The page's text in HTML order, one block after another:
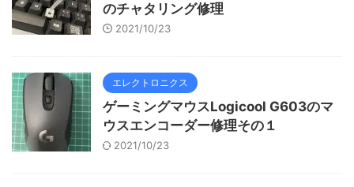
のチャタリング修理
2021/10/23
エレクトロニクス
ゲーミングマウスLogicool G603のマ
ウスエンコーダー修理その１
2021/10/23